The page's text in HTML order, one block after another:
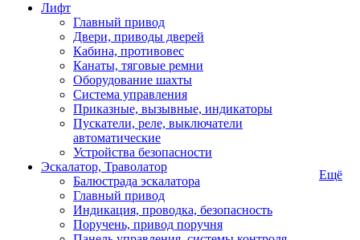
Лифт
Главный привод
Двери, приводы дверей
Кабина, противовес
Канаты, тяговые ремни
Оборудование шахты
Система управления
Приказные, вызывные, индикаторы
Пускатели, реле, выключатели
автоматические
Устройства безопасности
Эскалатор, Траволатор
Балюстрада эскалатора
Главный привод
Индикация, проводка, безопасность
Поручень, привод поручня
Ещё